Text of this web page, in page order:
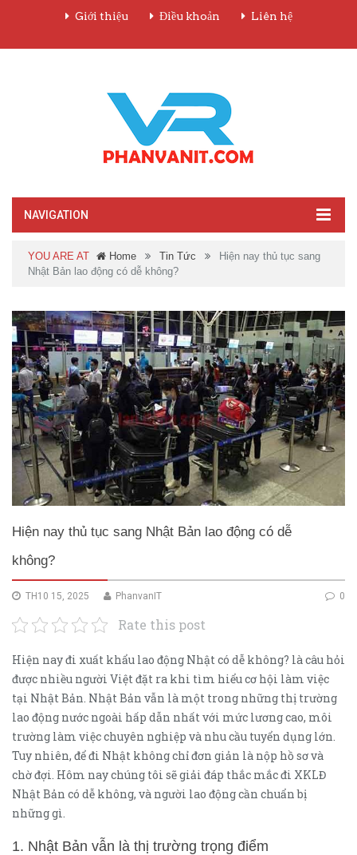
Giới thiệu Điều khoản Liên hệ
NAVIGATION
YOU ARE AT Home Tin Tức
Hiện nay thủ tục sang
Nhật Bản lao động có dễ không?
Hiện nay thủ tục sang Nhật Bản lao động có dễ
không?
TH10 15, 2025 0
PhanvanIT
Rate this post
Hiện nay đi xuất khẩu lao động Nhật có dễ không? là câu hỏi
được nhiều người Việt đặt ra khi tìm hiểu cơ hội làm việc
tại Nhật Bản. Nhật Bản vẫn là một trong những thị trường
lao động nước ngoài hấp dẫn nhất với mức lương cao, môi
trường làm việc chuyên nghiệp và nhu cầu tuyển dụng lớn.
Tuy nhiên, để đi Nhật không chỉ đơn giản là nộp hồ sơ và
chờ đợi. Hôm nay chúng tôi sẽ giải đáp thắc mắc đi XKLĐ
Nhật Bản có dễ không, và người lao động cần chuẩn bị
những gì.
1. Nhật Bản vẫn là thị trường trọng điểm